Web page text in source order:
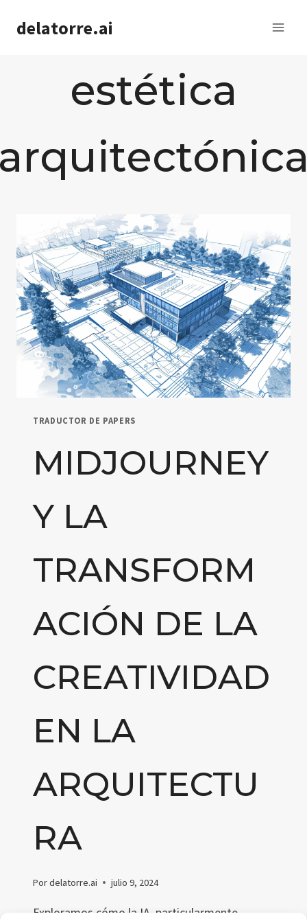
delatorre.ai
estética
TRADUCTOR DE PAPERS
MIDJOURNEY
Y LA
TRANSFORM
ACIÓN DE LA
CREATIVIDAD
EN LA
ARQUITECTU
RA
Pordelatorre.ai julio 9, 2024
Exploramos cómo la IA, particularmente